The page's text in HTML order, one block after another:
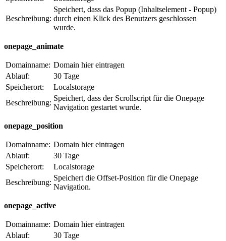
Beschreibung:
Speichert, dass das Popup (Inhaltselement - Popup)
durch einen Klick des Benutzers geschlossen
wurde.
onepage_animate
Domainname: Domain hier eintragen
Ablauf:
30 Tage
Speicherort:
Localstorage
Beschreibung:
Speichert, dass der Scrollscript für die Onepage
Navigation gestartet wurde.
onepage_position
Domainname: Domain hier eintragen
Ablauf:
30 Tage
Speicherort:
Localstorage
Beschreibung:
Speichert die Offset-Position für die Onepage
Navigation.
onepage_active
Domainname: Domain hier eintragen
Ablauf:
30 Tage